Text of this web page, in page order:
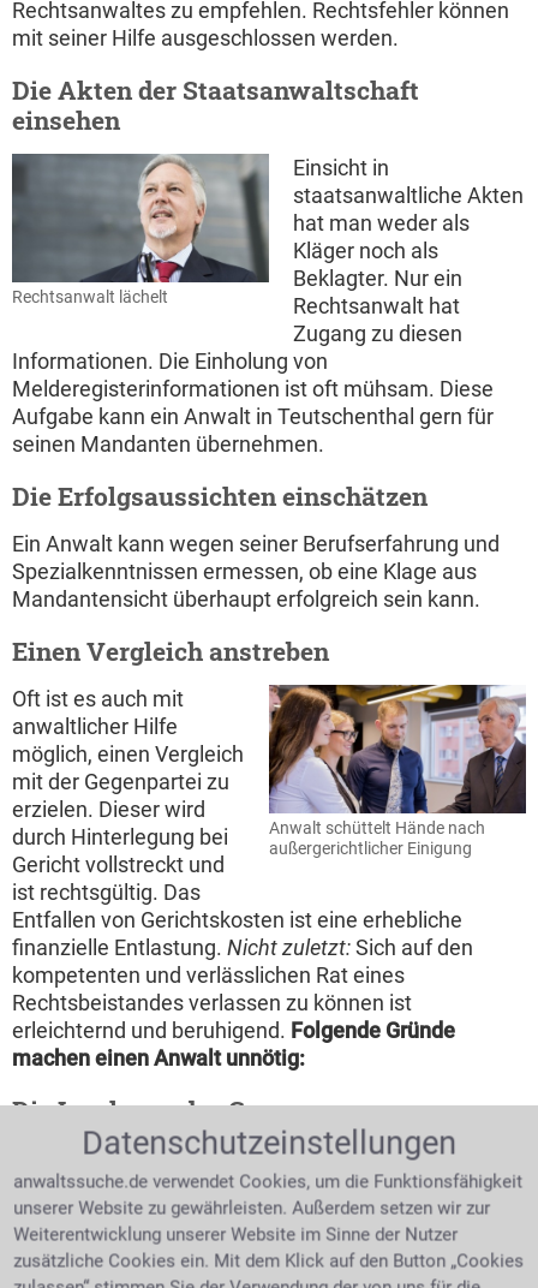
Rechtsanwaltes zu empfehlen. Rechtsfehler können
mit seiner Hilfe ausgeschlossen werden.
Die Akten der Staatsanwaltschaft
einsehen
Rechtsanwalt lächelt
Einsicht in
staatsanwaltliche Akten
hat man weder als
Kläger noch als
Beklagter. Nur ein
Rechtsanwalt hat
Zugang zu diesen
Informationen. Die Einholung von
Melderegisterinformationen ist oft mühsam. Diese
Aufgabe kann ein Anwalt in Teutschenthal gern für
seinen Mandanten übernehmen.
Die Erfolgsaussichten einschätzen
Ein Anwalt kann wegen seiner Berufserfahrung und
Spezialkenntnissen ermessen, ob eine Klage aus
Mandantensicht überhaupt erfolgreich sein kann.
Einen Vergleich anstreben
Anwalt schüttelt Hände nach
außergerichtlicher Einigung
Oft ist es auch mit
anwaltlicher Hilfe
möglich, einen Vergleich
mit der Gegenpartei zu
erzielen. Dieser wird
durch Hinterlegung bei
Gericht vollstreckt und
ist rechtsgültig. Das
Entfallen von Gerichtskosten ist eine erhebliche
finanzielle Entlastung. Nicht zuletzt:Sich auf den
kompetenten und verlässlichen Rat eines
Rechtsbeistandes verlassen zu können ist
erleichternd und beruhigend. Folgende Gründe
machen einen Anwalt unnötig:
Die Insolvenz des Gegners
Ist der Gegner
zahlungsunfähig, so
bleibt der Mandant,
auch bei Prozessgewinn
auf seinen Kosten
Datenschutzeinstellungen
anwaltssuche.de verwendet Cookies, um die Funktionsfähigkeit
unserer Website zu gewährleisten. Außerdem setzen wir zur
Weiterentwicklung unserer Website im Sinne der Nutzer
zusätzliche Cookies ein. Mit dem Klick auf den Button „Cookies